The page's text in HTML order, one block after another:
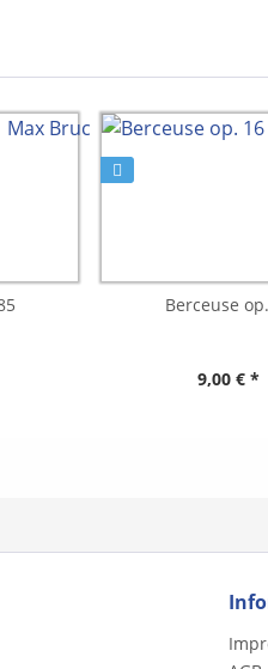
Berceuse
9,00 € *